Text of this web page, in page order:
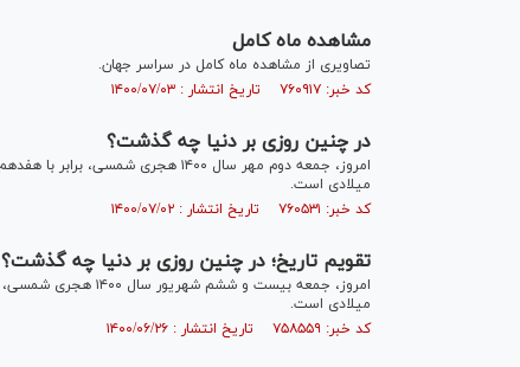
مشاهده ماه کامل
تصاویری از مشاهده ماه کامل در سراسر جهان.
کد خبر: ۷۶۰۹۱۷ تاریخ انتشار : ۱۴۰۰/۰۷/۰۳
در چنین روزی بر دنیا چه گذشت؟
میلادی است.
کد خبر: ۷۶۰۵۳۱ تاریخ انتشار : ۱۴۰۰/۰۷/۰۲
تقویم تاریخ؛ در چنین روزی بر دنیا چه گذشت؟
میلادی است.
کد خبر: ۷۵۸۵۵۹ تاریخ انتشار : ۱۴۰۰/۰۶/۲۶